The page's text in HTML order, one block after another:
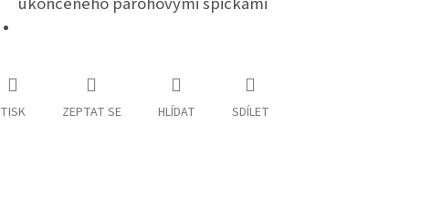
TISK ZEPTAT SE HLÍDAT SDÍLET